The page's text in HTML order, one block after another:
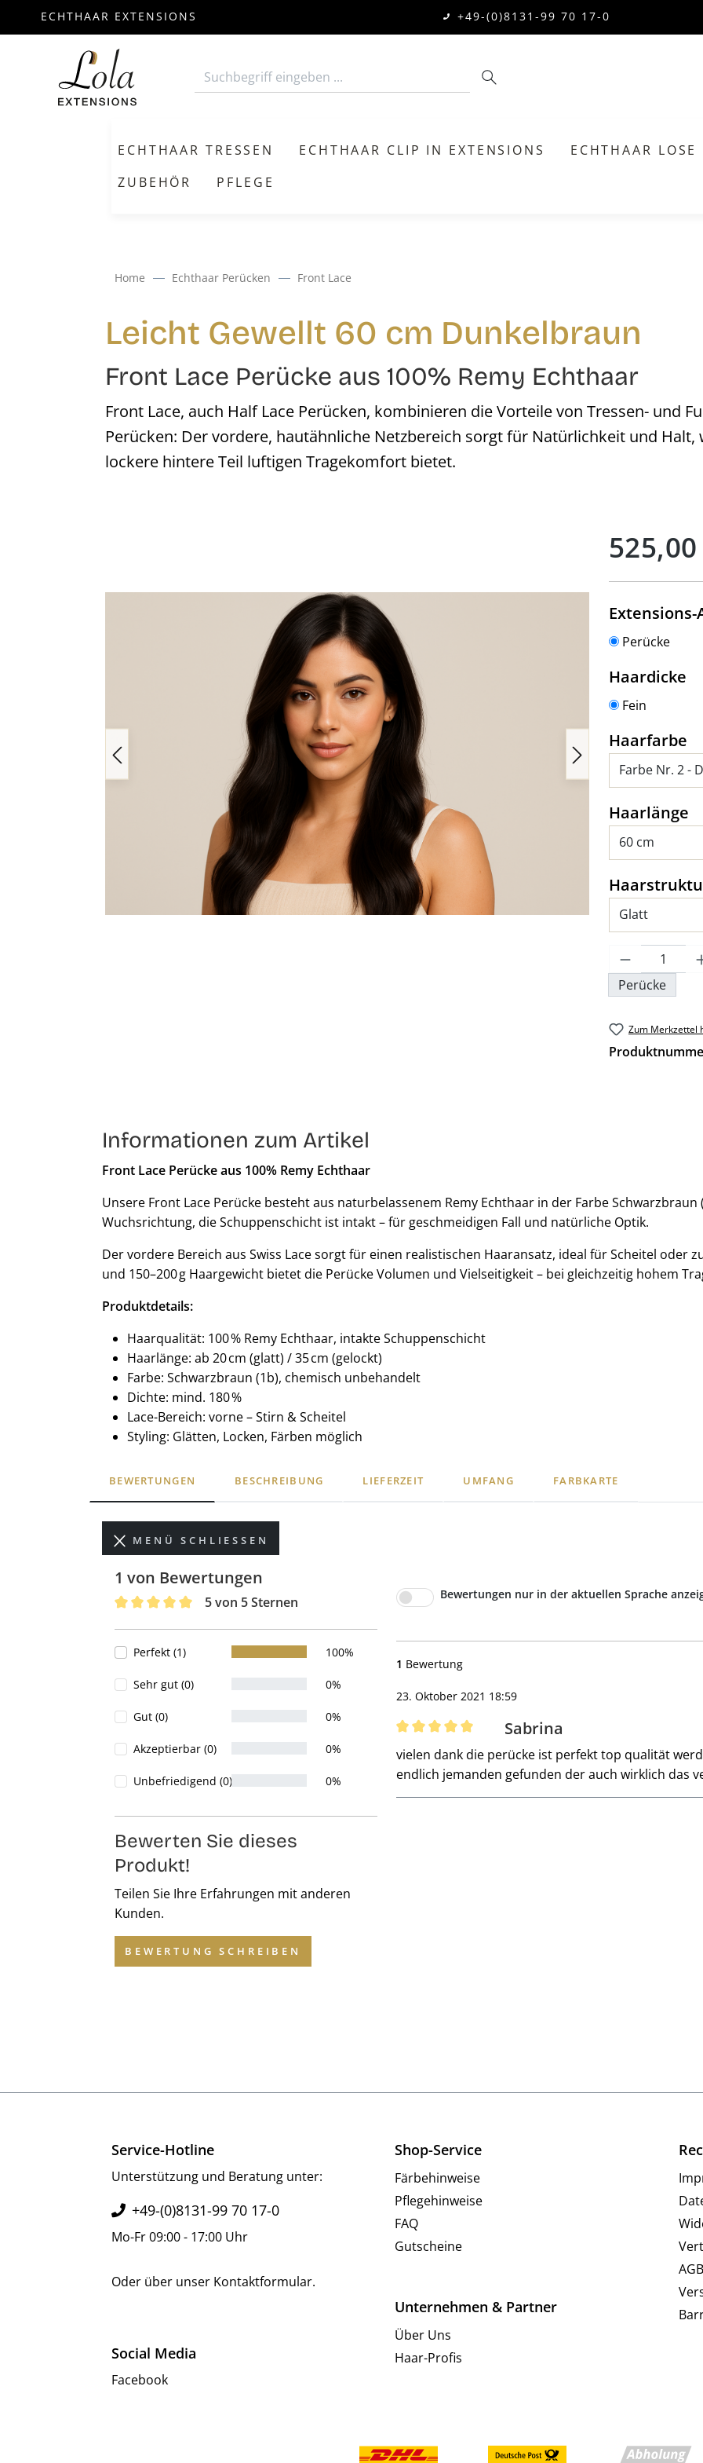
ECHTHAAR EXTENSIONS +49-(0)8131-99 70 17-0
ECHTHAAR TRESSEN ECHTHAAR CLIP IN EXTENSIONS ECHTHAAR LOSE
ZUBEHÖR
PFLEGE
Home Echthaar Perücken Front Lace
Leicht Gewellt 60 cm Dunkelbraun
Front Lace Perücke aus 100% Remy Echthaar
Front Lace, auch Half Lace Perücken, kombinieren die Vorteile von Tressen- und
Perücken: Der vordere, hautähnliche Netzbereich sorgt für Natürlichkeit und Halt,
lockere hintere Teil luftigen Tragekomfort bietet.
Extensions-
Perücke
Haardicke
Fein
Haarfarbe
Haarlänge
Produkt
Perücke
Zum Merkzettel
Informationen zum Artikel
Front Lace Perücke aus 100% Remy Echthaar
Unsere Front Lace Perücke besteht aus naturbelassenem Remy Echthaar in der Farbe
Wuchsrichtung, die Schuppenschicht ist intakt – für geschmeidigen Fall und natürliche Optik.
Der vordere Bereich aus Swiss Lace sorgt für einen realistischen Haaransatz, ideal für Scheitel oder
und 150–200 g Haargewicht bietet die Perücke Volumen und Vielseitigkeit – bei gleichzeitig hohem
Produktdetails:
Haarqualität: 100 % Remy Echthaar, intakte Schuppenschicht
Haarlänge: ab 20 cm (glatt) / 35 cm (gelockt)
Farbe: Schwarzbraun (1b), chemisch unbehandelt
Dichte: mind. 180 %
Lace-Bereich: vorne – Stirn & Scheitel
Styling: Glätten, Locken, Färben möglich
BEWERTUNGEN BESCHREIBUNG LIEFERZEIT UMFANG FARBKARTE
MENÜ SCHLIESSEN
1 von Bewertungen
5 von 5 Sternen
Perfekt (1) 100%
Sehr gut (0) 0%
Gut (0) 0%
Akzeptierbar (0) 0%
Unbefriedigend (0) 0%
Bewerten Sie dieses
Produkt!
Teilen Sie Ihre Erfahrungen mit anderen
Kunden.
BEWERTUNG SCHREIBEN
Bewertungen nur in der aktuellen Sprache
1 Bewertung
23. Oktober 2021 18:59
Bewertung mit 5 von 5 Sternen
Sabrina
vielen dank die perücke ist perfekt top qualität
endlich jemanden gefunden der auch wirklich das
Service-Hotline
Unterstützung und Beratung unter:
+49-(0)8131-99 70 17-0
Mo-Fr 09:00 - 17:00 Uhr
Oder über unser Kontaktformular.
Social Media
Facebook
Shop-Service
Färbehinweise
Pflegehinweise
FAQ
Gutscheine
Unternehmen & Partner
Über Uns
Haar-Profis
AGB